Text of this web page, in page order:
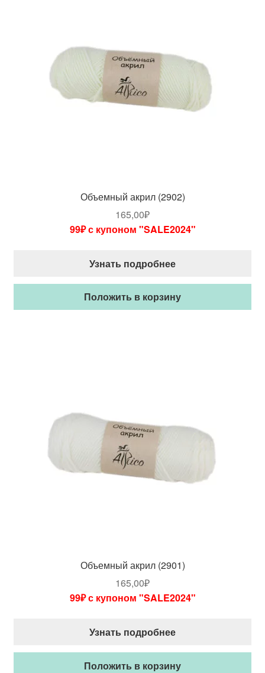
Объемный акрил (2902)
165,00₽
99₽ с купоном "SALE2024"
Узнать подробнее
Положить в корзину
Объемный акрил (2901)
165,00₽
99₽ с купоном "SALE2024"
Узнать подробнее
Положить в корзину